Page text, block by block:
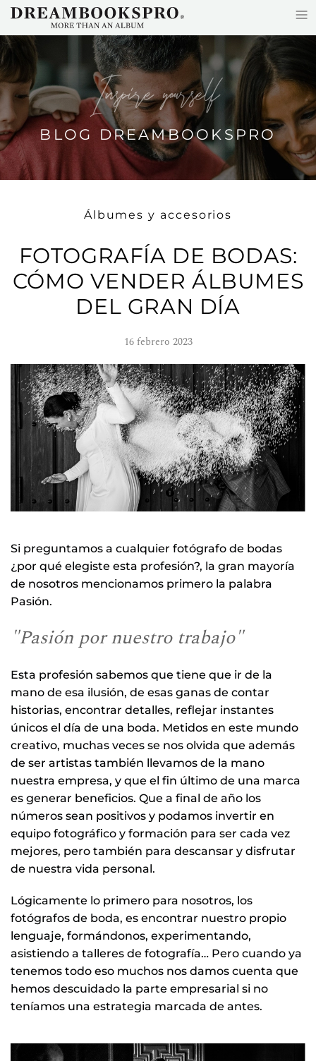
Skip to main content
Inspire yourself
BLOG DREAMBOOKSPRO
Álbumes y accesorios
FOTOGRAFÍA DE BODAS:
CÓMO VENDER ÁLBUMES
DEL GRAN DÍA
16 febrero 2023
Si preguntamos a cualquier fotógrafo de bodas
¿por qué elegiste esta profesión?, la gran mayoría
de nosotros mencionamos primero la palabra
Pasión.
"Pasión por nuestro trabajo"
Esta profesión sabemos que tiene que ir de la
mano de esa ilusión, de esas ganas de contar
historias, encontrar detalles, reflejar instantes
únicos el día de una boda. Metidos en este mundo
creativo, muchas veces se nos olvida que además
de ser artistas también llevamos de la mano
nuestra empresa, y que el fin último de una marca
es generar beneficios. Que a final de año los
números sean positivos y podamos invertir en
equipo fotográfico y formación para ser cada vez
mejores, pero también para descansar y disfrutar
de nuestra vida personal.
Lógicamente lo primero para nosotros, los
fotógrafos de boda, es encontrar nuestro propio
lenguaje, formándonos, experimentando,
asistiendo a talleres de fotografía… Pero cuando ya
tenemos todo eso muchos nos damos cuenta que
hemos descuidado la parte empresarial si no
teníamos una estrategia marcada de antes.
≡